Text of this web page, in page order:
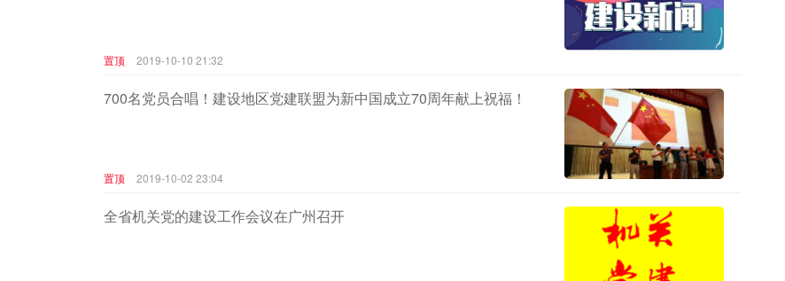
置顶 2019-10-10 21:32
700名党员合唱！建设地区党建联盟为新中国成立70周年献上祝福！
置顶 2019-10-02 23:04
全省机关党的建设工作会议在广州召开